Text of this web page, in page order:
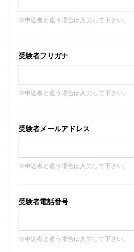
※申込者と違う場合は入力して下さい。
受験者フリガナ
※申込者と違う場合は入力して下さい。
受験者メールアドレス
※申込者と違う場合は入力して下さい。
受験者電話番号
※申込者と違う場合は入力して下さい。